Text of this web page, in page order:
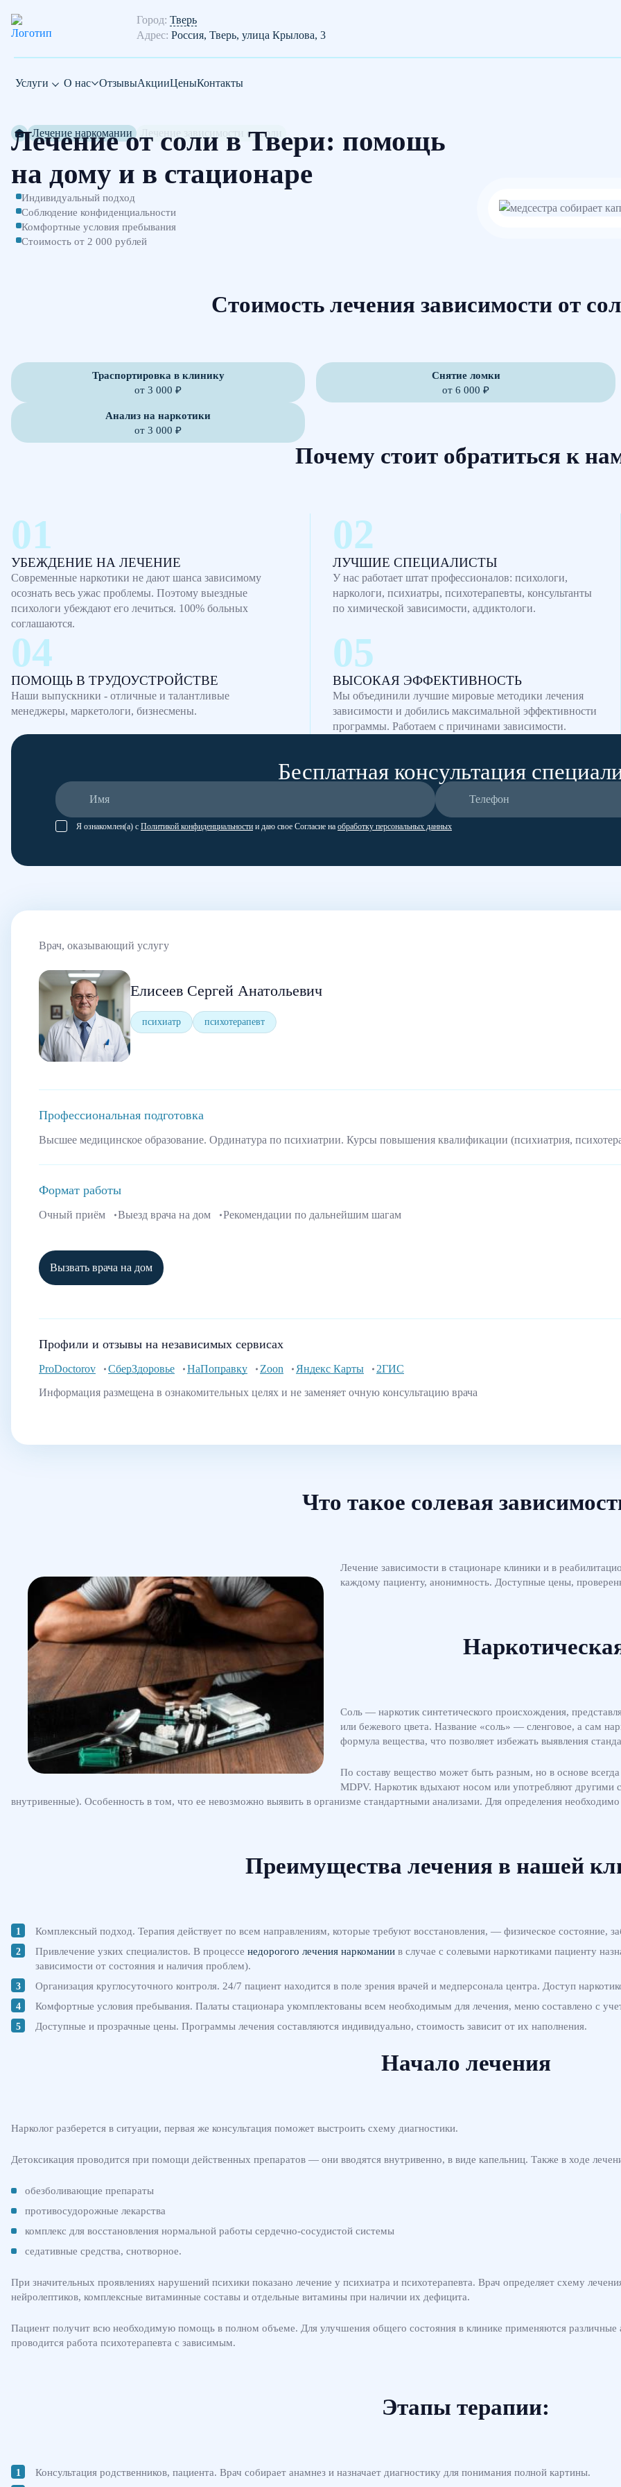
Город: Тверь
Адрес: Россия, Тверь, улица Крылова, 3
Услуги О нас ОтзывыАкцииЦеныКонтакты
Лечение наркомании Лечение зависимости от соли
Лечение от соли в Твери: помощь
на дому и в стационаре
Индивидуальный подход
Соблюдение конфиденциальности
Комфортные условия пребывания
Стоимость от 2 000 рублей
Стоимость лечения зависимости от
Траспортировка в клинику
от 3 000 ₽
Снятие ломки
от 6 000 ₽
Анализ на наркотики
от 3 000 ₽
Почему стоит обратиться к
УБЕЖДЕНИЕ НА ЛЕЧЕНИЕ
Современные наркотики не дают шанса зависимому
осознать весь ужас проблемы. Поэтому выездные
психологи убеждают его лечиться. 100% больных
соглашаются.
ЛУЧШИЕ СПЕЦИАЛИСТЫ
У нас работает штат профессионалов: психологи,
наркологи, психиатры, психотерапевты, консультанты
по химической зависимости, аддиктологи.
ПОМОЩЬ В ТРУДОУСТРОЙСТВЕ
Наши выпускники - отличные и талантливые
менеджеры, маркетологи, бизнесмены.
ВЫСОКАЯ ЭФФЕКТИВНОСТЬ
Мы объединили лучшие мировые методики лечения
зависимости и добились максимальной эффективности
программы. Работаем с причинами зависимости.
Бесплатная консультация
Я ознакомлен(а) с Политикой конфиденциальности и даю свое Согласие на обработку персональных данных
Врач, оказывающий услугу
Елисеев Сергей Анатольевич
психиатр психотерапевт
Профессиональная подготовка
Высшее медицинское образование. Ординатура по психиатрии. Курсы повышения квалификации (психиатрия,
Формат работы
Очный приём Выезд врача на дом Рекомендации по дальнейшим шагам
Вызвать врача на дом
Профили и отзывы на независимых сервисах
ProDoctorov СберЗдоровье НаПоправку Zoon Яндекс Карты
2ГИС
Информация размещена в ознакомительных целях и не заменяет очную консультацию врача
Что такое солевая
Лечение зависимости в стационаре клиники и в
каждому пациенту, анонимность. Доступные цены,
Соль — наркотик синтетического происхождения,
или бежевого цвета. Название «соль» — сленговое, а сам
формула вещества, что позволяет избежать выявления
По составу вещество может быть разным, но в основе
MDPV. Наркотик вдыхают носом или употребляют
внутривенные). Особенность в том, что ее невозможно выявить в организме стандартными анализами. Для определения
Преимущества лечения в нашей
Комплексный подход. Терапия действует по всем направлениям, которые требуют восстановления, — физическое состояние,
Привлечение узких специалистов. В процессе недорогого лечения наркомании в случае с солевыми наркотиками пациенту
зависимости от состояния и наличия проблем).
Организация круглосуточного контроля. 24/7 пациент находится в поле зрения врачей и медперсонала центра. Доступ
Комфортные условия пребывания. Палаты стационара укомплектованы всем необходимым для лечения, меню составлено с
Доступные и прозрачные цены. Программы лечения составляются индивидуально, стоимость зависит от их наполнения.
Начало лечения
Нарколог разберется в ситуации, первая же консультация поможет выстроить схему диагностики.
Детоксикация проводится при помощи действенных препаратов — они вводятся внутривенно, в виде капельниц. Также в ходе
обезболивающие препараты
противосудорожные лекарства
комплекс для восстановления нормальной работы сердечно-сосудистой системы
седативные средства, снотворное.
При значительных проявлениях нарушений психики показано лечение у психиатра и психотерапевта. Врач определяет схему
нейролептиков, комплексные витаминные составы и отдельные витамины при наличии их дефицита.
Пациент получит всю необходимую помощь в полном объеме. Для улучшения общего состояния в клинике применяются
проводится работа психотерапевта с зависимым.
Этапы терапии:
Консультация родственников, пациента. Врач собирает анамнез и назначает диагностику для понимания полной картины.